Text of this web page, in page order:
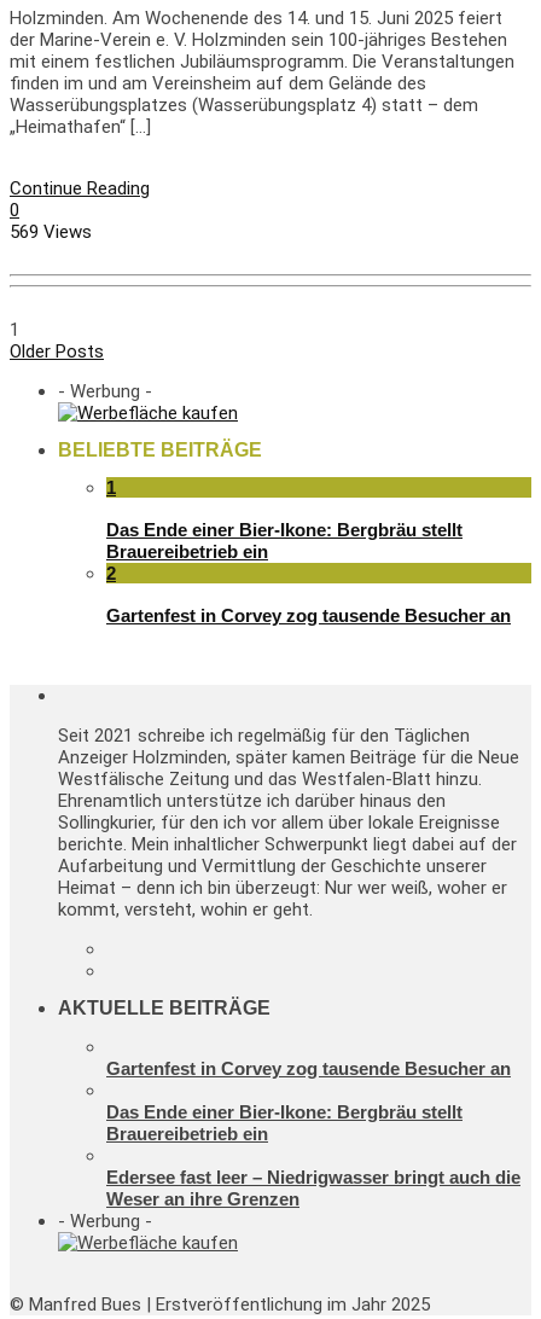
Holzminden. Am Wochenende des 14. und 15. Juni 2025 feiert
der Marine-Verein e. V. Holzminden sein 100-jähriges Bestehen
mit einem festlichen Jubiläumsprogramm. Die Veranstaltungen
finden im und am Vereinsheim auf dem Gelände des
Wasserübungsplatzes (Wasserübungsplatz 4) statt – dem
„Heimathafen“ […]
Continue Reading
0
569 Views
1
Older Posts
- Werbung -
BELIEBTE BEITRÄGE
1
Das Ende einer Bier-Ikone: Bergbräu stellt
Brauereibetrieb ein
2
Gartenfest in Corvey zog tausende Besucher an
Seit 2021 schreibe ich regelmäßig für den Täglichen
Anzeiger Holzminden, später kamen Beiträge für die Neue
Westfälische Zeitung und das Westfalen-Blatt hinzu.
Ehrenamtlich unterstütze ich darüber hinaus den
Sollingkurier, für den ich vor allem über lokale Ereignisse
berichte. Mein inhaltlicher Schwerpunkt liegt dabei auf der
Aufarbeitung und Vermittlung der Geschichte unserer
Heimat – denn ich bin überzeugt: Nur wer weiß, woher er
kommt, versteht, wohin er geht.
AKTUELLE BEITRÄGE
Gartenfest in Corvey zog tausende Besucher an
Das Ende einer Bier-Ikone: Bergbräu stellt
Brauereibetrieb ein
Edersee fast leer – Niedrigwasser bringt auch die
Weser an ihre Grenzen
- Werbung -
© Manfred Bues | Erstveröffentlichung im Jahr 2025